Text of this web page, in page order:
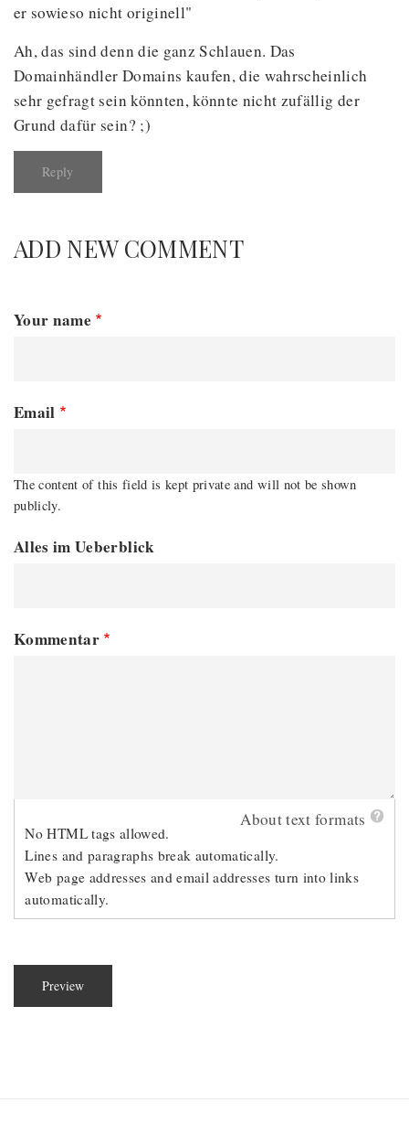
er sowieso nicht originell"
Ah, das sind denn die ganz Schlauen. Das
Domainhändler Domains kaufen, die wahrscheinlich
sehr gefragt sein könnten, könnte nicht zufällig der
Grund dafür sein? ;)
Reply
ADD NEW COMMENT
Your name
Email
The content of this field is kept private and will not be shown
publicly.
Alles im Ueberblick
Kommentar
About text formats
No HTML tags allowed.
Lines and paragraphs break automatically.
Web page addresses and email addresses turn into links
automatically.